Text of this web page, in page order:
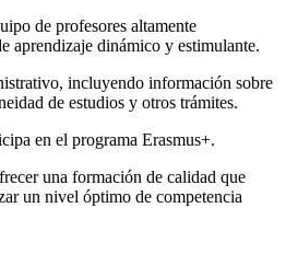
de profesores altamente
aprendizaje dinámico y estimulante.
incluyendo información sobre
de estudios y otros trámites.
en el programa Erasmus+.
una formación de calidad que
un nivel óptimo de competencia